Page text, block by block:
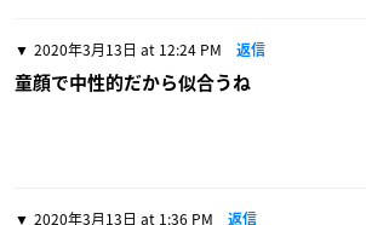
2020年3月13日 at 12:24 PM 返信
童顔で中性的だから似合うね
2020年3月13日 at 1:36 PM 返信